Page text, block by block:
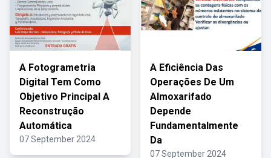
A Fotogrametria
Digital Tem Como
Objetivo Principal A
Reconstrução
Automática
07 September 2024
A Eficiência Das
Operações De Um
Almoxarifado
Depende
Fundamentalmente
Da
07 September 2024